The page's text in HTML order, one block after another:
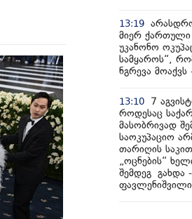
13:19
მიერ ქართული
უკანონო
სამყაროს“,
ნგრევა მოაქვს
13:10
7
როდესაც
მასობრივად
საოკუპაციო
თარიღის
„ოცნების“
შემდეგ
ფავლენიშვილი